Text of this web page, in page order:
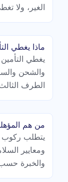
الغير، ولا
ماذا يغطي
يغطي
والشحن
الطرف
من هم
يتطلب ركوب
ومعايير
والخبرة